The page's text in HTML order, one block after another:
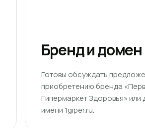
Бренд и домен
Готовы обсуждать
приобретению бренда
Гипермаркет Здоровья»
имени 1giper.ru.